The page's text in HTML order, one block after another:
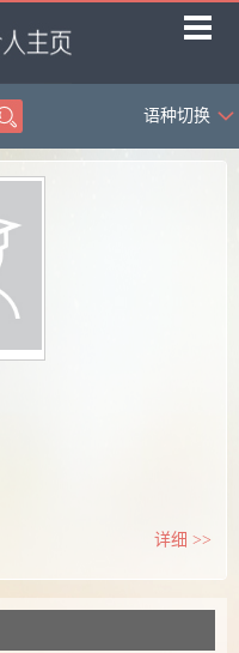
首页
语种切换
详细 >>